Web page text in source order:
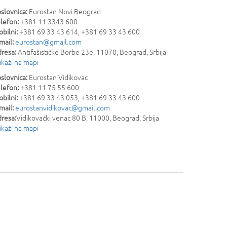
Eurostan Novi Beograd
+381 11 3343 600
+381 69 33 43 614, +381 69 33 43 600
eurostan@gmail.com
Antifašističke Borbe 23e, 11070, Beograd,Srbija
na mapi
Eurostan Vidikovac
+381 11 75 55 600
+381 69 33 43 053, +381 69 33 43 600
eurostanvidikovac@gmail.com
Vidikovački venac 80 B, 11000, Beograd,Srbija
na mapi